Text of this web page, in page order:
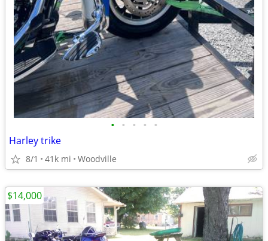
• • • • •
Harley trike
8/1 41k mi Woodville
$14,000